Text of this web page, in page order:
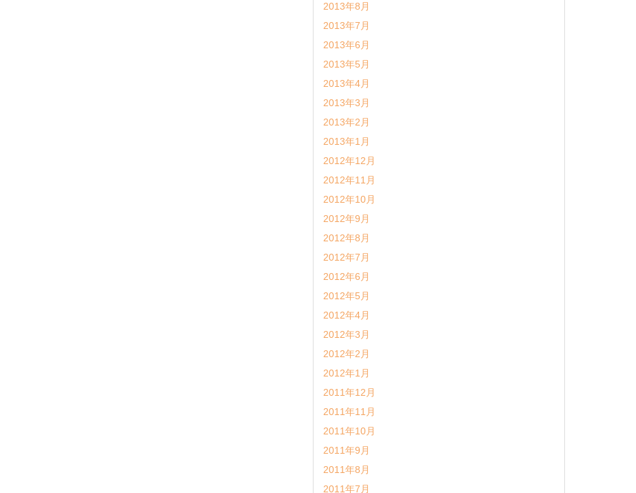
2013年8月
2013年7月
2013年6月
2013年5月
2013年4月
2013年3月
2013年2月
2013年1月
2012年12月
2012年11月
2012年10月
2012年9月
2012年8月
2012年7月
2012年6月
2012年5月
2012年4月
2012年3月
2012年2月
2012年1月
2011年12月
2011年11月
2011年10月
2011年9月
2011年8月
2011年7月